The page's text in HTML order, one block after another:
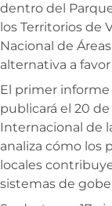
dentro del
los Territorios de
Nacional de
alternativa a
El primer
publicará el 20
Internacional de
analiza cómo los
locales
sistemas de